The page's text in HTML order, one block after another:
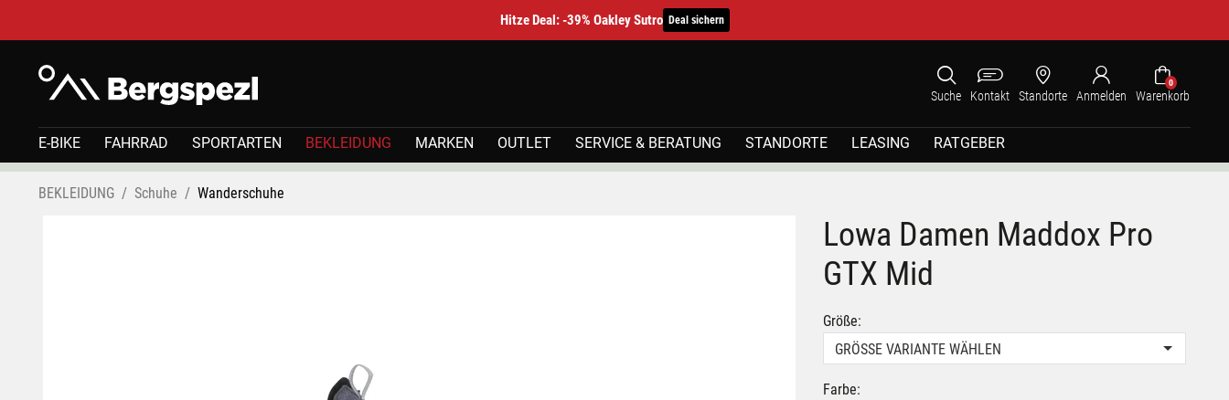
Hitze Deal: -39% Oakley Sutro Deal sichern
Suche Kontakt Standorte Anmelden
0
Warenkorb
E-BIKE FAHRRAD SPORTARTEN BEKLEIDUNG MARKEN OUTLET SERVICE & BERATUNG STANDORTE LEASING RATGEBER
BEKLEIDUNG Schuhe Wanderschuhe
Lowa Damen Maddox Pro
GTX Mid
Größe:
GRÖSSE VARIANTE WÄHLEN
Farbe: